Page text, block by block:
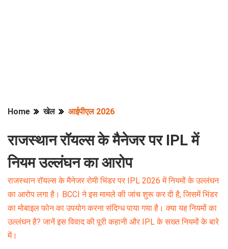
Home खेल आईपीएल 2026
राजस्थान रॉयल्स के मैनेजर पर IPL में
नियम उल्लंघन का आरोप
राजस्थान रॉयल्स के मैनेजर रोमी भिंडर पर IPL 2026 में नियमों के उल्लंघन
का आरोप लगा है। BCCI ने इस मामले की जांच शुरू कर दी है, जिसमें भिंडर
का मोबाइल फोन का उपयोग करना संदिग्ध पाया गया है। क्या यह नियमों का
उल्लंघन है? जानें इस विवाद की पूरी कहानी और IPL के सख्त नियमों के बारे
में।